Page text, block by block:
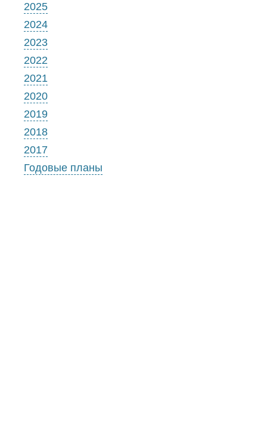
2025
2024
2023
2022
2021
2020
2019
2018
2017
Годовые планы